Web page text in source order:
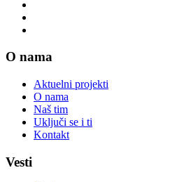
O nama
Aktuelni projekti
O nama
Naš tim
Uključi se i ti
Kontakt
Vesti